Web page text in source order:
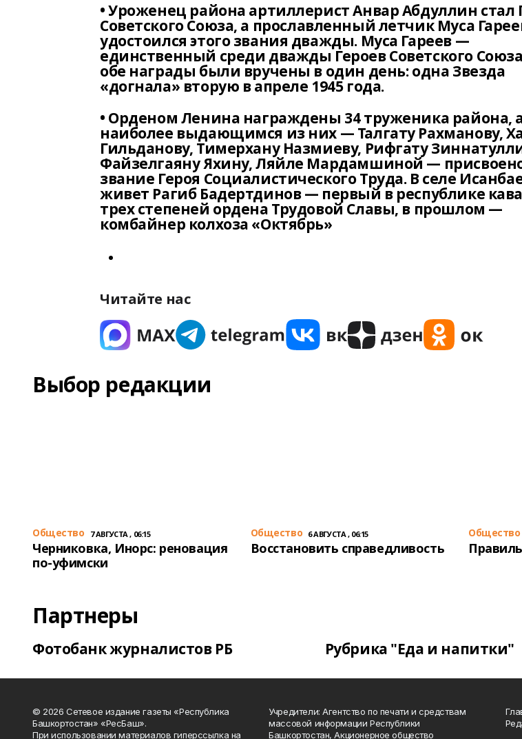
• Уроженец района артиллерист Анвар Абдуллин стал
Советского Союза, а прославленный летчик Муса
удостоился этого звания дважды. Муса Гареев —
единственный среди дважды Героев Советского
обе награды были вручены в один день: одна Звезда
«догнала» вторую в апреле 1945 года.
• Орденом Ленина награждены 34 труженика района,
наиболее выдающимся из них — Талгату Рахманову,
Гильданову, Тимерхану Назмиеву, Рифгату
Файзелгаяну Яхину, Ляйле Мардамшиной —
звание Героя Социалистического Труда. В селе
живет Рагиб Бадертдинов — первый в республике
трех степеней ордена Трудовой Славы, в прошлом —
комбайнер колхоза «Октябрь»
Читайте нас
Выбор редакции
Общество 7 АВГУСТА , 06:15
Черниковка, Инорс: реновация
по-уфимски
Общество 6 АВГУСТА , 06:15
Восстановить справедливость
Общество
Партнеры
Фотобанк журналистов РБ Рубрика "Еда и напитки"
© 2026 Сетевое издание газеты «Республика
Башкортостан» «РесБаш».
При использовании материалов гиперссылка на
Учредители: Агентство по печати и средствам
массовой информации Республики
Башкортостан, Акционерное общество